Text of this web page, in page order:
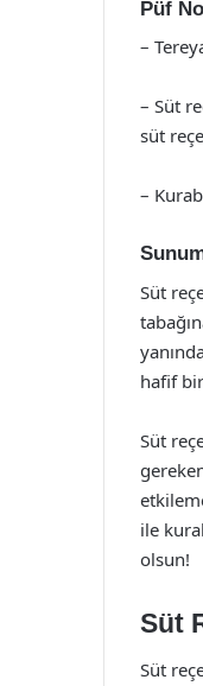
Püf
–
– Süt
süt
–
Süt
hafif
Süt
ile
olsun!
Süt
Süt